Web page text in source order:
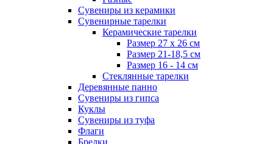
Сувениры из керамики
Сувенирные тарелки
Керамические тарелки
Размер 27 х 26 см
Размер 21-18,5 см
Размер 16 - 14 см
Стеклянные тарелки
Деревянные панно
Сувениры из гипса
Куклы
Сувениры из туфа
Флаги
Брелки